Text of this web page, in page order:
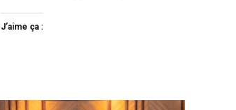
J’aime ça :